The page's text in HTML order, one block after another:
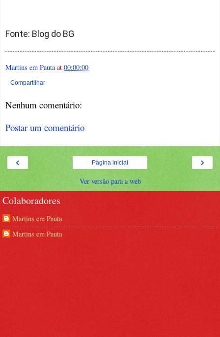
Fonte: Blog do BG
Martins em Pauta at 00:00:00
Compartilhar
Nenhum comentário:
Postar um comentário
‹ ›
Página inicial
Ver versão para a web
Colaboradores
Martins em Pauta
Martins em Pauta